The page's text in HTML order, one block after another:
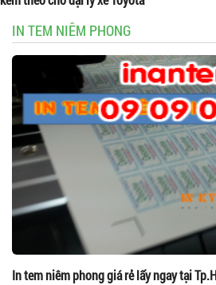
IN TEM NIÊM PHONG
In tem niêm phong giá rẻ lấy ngay tại